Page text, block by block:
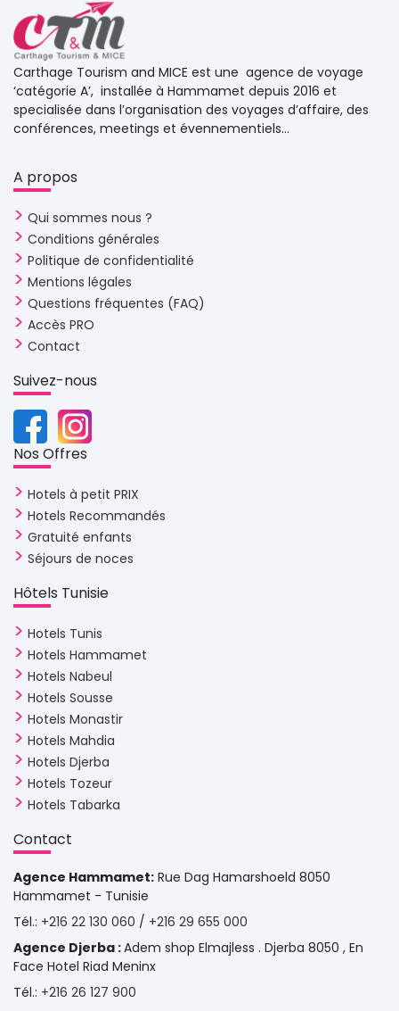
Carthage Tourism and MICE est une agence de voyage
‘catégorie A’, installée à Hammamet depuis 2016 et
specialisée dans l’organisation des voyages d’affaire, des
conférences, meetings et évennementiels...
A propos
Qui sommes nous ?
Conditions générales
Politique de confidentialité
Mentions légales
Questions fréquentes (FAQ)
Accès PRO
Contact
Suivez-nous
Nos Offres
Hotels à petit PRIX
Hotels Recommandés
Gratuité enfants
Séjours de noces
Hôtels Tunisie
Hotels Tunis
Hotels Hammamet
Hotels Nabeul
Hotels Sousse
Hotels Monastir
Hotels Mahdia
Hotels Djerba
Hotels Tozeur
Hotels Tabarka
Contact
Agence Hammamet: Rue Dag Hamarshoeld 8050
Hammamet - Tunisie
Tél.: +216 22 130 060 / +216 29 655 000
Agence Djerba :Adem shop Elmajless . Djerba 8050 , En
Face Hotel Riad Meninx
Tél.: +216 26 127 900